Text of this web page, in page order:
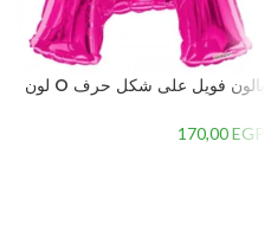
بالون فويل على شكل حرف O لون
170,00EGP